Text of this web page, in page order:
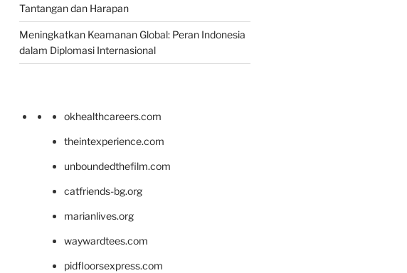
Tantangan dan Harapan
Meningkatkan Keamanan Global: Peran Indonesia
dalam Diplomasi Internasional
okhealthcareers.com
theintexperience.com
unboundedthefilm.com
catfriends-bg.org
marianlives.org
waywardtees.com
pidfloorsexpress.com